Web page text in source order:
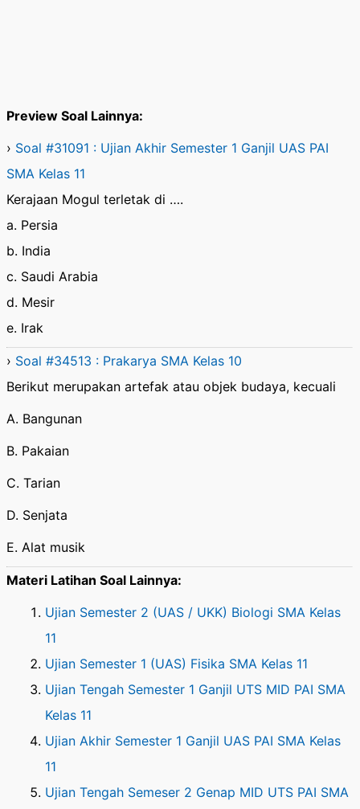
Preview Soal Lainnya:
› Soal #31091 : Ujian Akhir Semester 1 Ganjil UAS PAI
SMA Kelas 11
Kerajaan Mogul terletak di ….
a. Persia
b. India
c. Saudi Arabia
d. Mesir
e. Irak
› Soal #34513 : Prakarya SMA Kelas 10
Berikut merupakan artefak atau objek budaya, kecuali
A. Bangunan
B. Pakaian
C. Tarian
D. Senjata
E. Alat musik
Materi Latihan Soal Lainnya:
Ujian Semester 2 (UAS / UKK) Biologi SMA Kelas
11
Ujian Semester 1 (UAS) Fisika SMA Kelas 11
Ujian Tengah Semester 1 Ganjil UTS MID PAI SMA
Kelas 11
Ujian Akhir Semester 1 Ganjil UAS PAI SMA Kelas
11
Ujian Tengah Semeser 2 Genap MID UTS PAI SMA